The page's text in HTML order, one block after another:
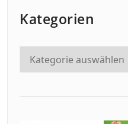
Kategorien